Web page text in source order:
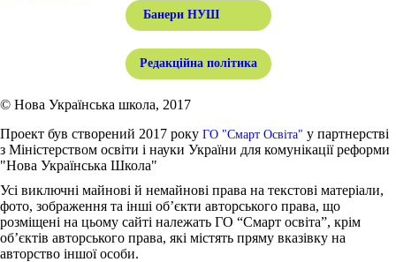
Банери НУШ
Редакційна політика
© Нова Українська школа, 2017
Проект був створений 2017 року ГО "Смарт Освіта" у партнерстві
з Міністерством освіти і науки України для комунікації реформи
"Нова Українська Школа"
Усі виключні майнові й немайнові права на текстові матеріали,
фото, зображення та інші об’єкти авторського права, що
розміщені на цьому сайті належать ГО “Смарт освіта”, крім
об’єктів авторського права, які містять пряму вказівку на
авторство іншої особи.